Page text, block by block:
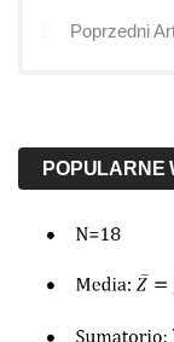
Poprzedni
POPULARNE